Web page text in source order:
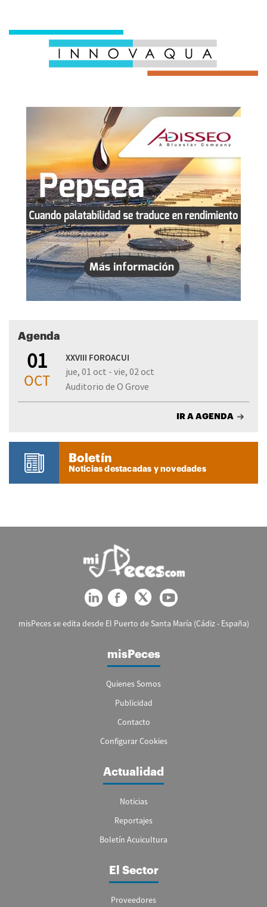
Agenda
01
OCT
XXVIII FOROACUI
jue, 01 oct - vie, 02 oct
Auditorio de O Grove
IR A AGENDA
Boletín
Noticias destacadas y novedades
misPeces se edita desde El Puerto de Santa María (Cádiz - España)
misPeces
Quienes Somos
Publicidad
Contacto
Configurar Cookies
Actualidad
Noticias
Reportajes
Boletín Acuicultura
El Sector
Proveedores